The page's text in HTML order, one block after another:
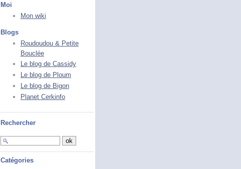
Moi
Mon wiki
Blogs
Roudoudou & Petite
Bouclée
Le blog de Cassidy
Le blog de Ploum
Le blog de Bigon
Planet Cerkinfo
Rechercher
Catégories